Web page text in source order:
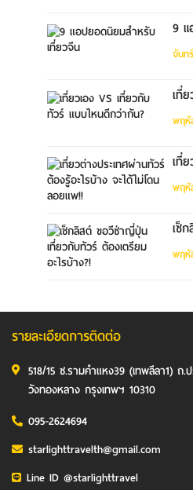
9 แ
จันท
เที่
พฤหั
เที่
พฤหั
เช็
พฤหั
รายละเอียดการติดต่อ
518/15 ซ.รามคำแหง39 (เทพลีลา1) ถ
วังทองหลาง กรุงเทพฯ 10310
095-2624694
starlighttravelth@gmail.com
Line ID @starlighttravel